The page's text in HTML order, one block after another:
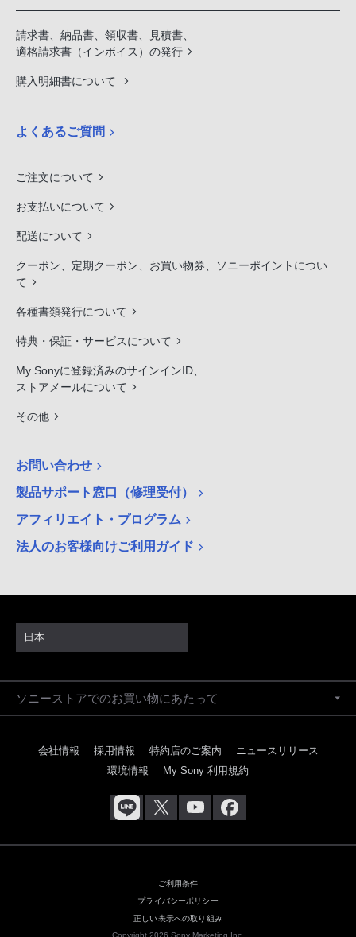
請求書、納品書、領収書、見積書、
適格請求書（インボイス）の発行
購入明細書について
よくあるご質問
ご注文について
お支払いについて
配送について
クーポン、定期クーポン、お買い物券、ソニーポイントについ
て
各種書類発行について
特典・保証・サービスについて
My Sonyに登録済みのサインインID、
ストアメールについて
その他
お問い合わせ
製品サポート窓口（修理受付）
アフィリエイト・プログラム
法人のお客様向けご利用ガイド
日本
ソニーストアでのお買い物にあたって
会社情報 採用情報 特約店のご案内
ニュースリリース
環境情報
My Sony 利用規約
ご利用条件
プライバシーポリシー
正しい表示への取り組み
Copyright 2026 Sony Marketing Inc.